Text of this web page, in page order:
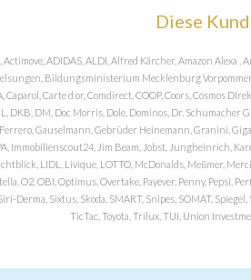
Diese
Actimove, ADIDAS, ALDI, Alfred Kärcher, Amazon Alexa ,
Bildungsministerium Mecklenburg
Caparol, Carte d or, Comdirect, COOP, Coors, Cosmos
DKB, DM, Doc Morris, Dole, Dominos, Dr. Schumacher
Gauselmann, Gebrüder Heinemann, Granini,
Immobilienscout24, Jim Beam, Jobst, Jungheinrich,
LIDL, Livique, LOTTO, McDonalds, Meßmer,
O2, OBI, Optimus, Overtake, Payever, Penny, Pepsi,
Derma, Sixtus, Skoda, SMART, Snipes, SOMAT,
TicTac, Toyota, Trilux, TUI, Union